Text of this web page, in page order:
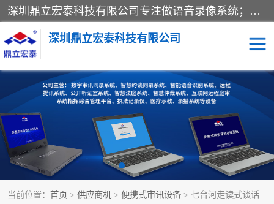
深圳鼎立宏泰科技有限公司专注做语音录像系统；主要服务有：约谈室同步录音录像系统、设计数字询问同步录音录像、数字约谈室同步录音录像、公开听证室、智慧庭审、智能语音识别转写、远程提讯（提审）、记录仪、远程指挥综合管理平台、录播系统等
深圳鼎立宏泰科技有限公司
当前位置： 首页 > 供应商机 > 便携式审讯设备 > 七台河走读式谈话
同步录音录像设备 便携式审讯设备
数字法庭 听证室
远程提讯 语音识别